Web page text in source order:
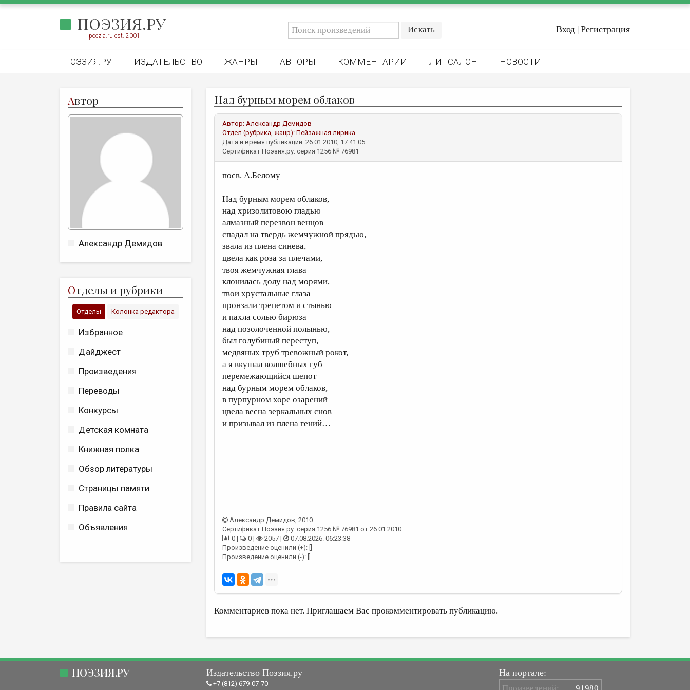
ПОЭЗИЯ.РУ
poezia.ru est. 2001
Вход | Регистрация
ПОЭЗИЯ.РУ ИЗДАТЕЛЬСТВО ЖАНРЫ АВТОРЫ КОММЕНТАРИИ ЛИТСАЛОН НОВОСТИ
Автор
Александр Демидов
Отделы и рубрики
Отделы Колонка редактора
Избранное
Дайджест
Произведения
Переводы
Конкурсы
Детская комната
Книжная полка
Обзор литературы
Страницы памяти
Правила сайта
Объявления
Над бурным морем облаков
Автор: Александр Демидов
Отдел (рубрика, жанр): Пейзажная лирика
Дата и время публикации: 26.01.2010, 17:41:05
Сертификат Поэзия.ру: серия 1256 № 76981
посв. А.Белому
Над бурным морем облаков,
над хризолитовою гладью
алмазный перезвон венцов
спадал на твердь жемчужной прядью,
звала из плена синева,
цвела как роза за плечами,
твоя жемчужная глава
клонилась долу над морями,
твои хрустальные глаза
пронзали трепетом и стынью
и пахла солью бирюза
над позолоченной полынью,
был голубиный переступ,
медвяных труб тревожный рокот,
а я вкушал волшебных губ
перемежающийся шепот
над бурным морем облаков,
в пурпурном хоре озарений
цвела весна зеркальных снов
и призывал из плена гений…
Александр Демидов, 2010
Сертификат Поэзия.ру: серия 1256 № 76981 от 26.01.2010
0 |
0 | 2057 |
07.08.2026. 06:23:38
Произведение оценили (+): []
Произведение оценили (-): []
Комментариев пока нет. Приглашаем Вас прокомментировать публикацию.
ПОЭЗИЯ.РУ Издательство Поэзия.ру
+7 (812) 679-07-70
На портале: